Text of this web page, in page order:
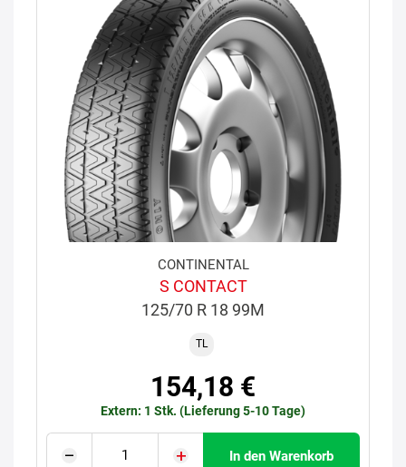
CONTINENTAL
S CONTACT
125/70 R 18 99M
TL
154,18 €
Extern: 1 Stk. (Lieferung 5-10 Tage)
In den Warenkorb